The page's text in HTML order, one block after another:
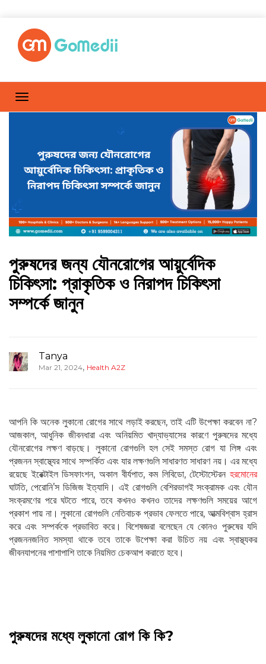
পুরুষদের জন্য যৌনরোগের আয়ুর্বেদিক
চিকিৎসা: প্রাকৃতিক ও নিরাপদ চিকিৎসা
সম্পর্কে জানুন
Tanya
Mar 21, 2024, Health A2Z
আপনি কি অনেক লুকানো রোগের সাথে লড়াই করছেন, তাই এটি উপেক্ষা করবেন না?
আজকাল, আধুনিক জীবনধারা এবং অনিয়মিত খাদ্যাভ্যাসের কারণে পুরুষদের মধ্যে
যৌনরোগের লক্ষণ বাড়ছে। লুকানো রোগগুলি হল সেই সমস্ত রোগ যা লিঙ্গ এবং
প্রজনন স্বাস্থ্যের সাথে সম্পর্কিত এবং যার লক্ষণগুলি সাধারণত সাধারণ নয়। এর মধ্যে
রয়েছে ইরেক্টাইল ডিসফাংশন, অকাল বীর্যপাত, কম লিবিডো, টেস্টোস্টেরন হরমোনের
ঘাটতি, পেরোনি’স ডিজিজ ইত্যাদি। এই রোগগুলি বেশিরভাগই সংক্রামক এবং যৌন
সংক্রমণের পরে ঘটতে পারে, তবে কখনও কখনও তাদের লক্ষণগুলি সময়ের আগে
প্রকাশ পায় না। লুকানো রোগগুলি নেতিবাচক প্রভাব ফেলতে পারে, আত্মবিশ্বাস হ্রাস
করে এবং সম্পর্ককে প্রভাবিত করে। বিশেষজ্ঞরা বলেছেন যে কোনও পুরুষের যদি
প্রজননজনিত সমস্যা থাকে তবে তাকে উপেক্ষা করা উচিত নয় এবং স্বাস্থ্যকর
জীবনযাপনের পাশাপাশি তাকে নিয়মিত চেকআপ করাতে হবে।
পুরুষদের মধ্যে লুকানো রোগ কি কি?